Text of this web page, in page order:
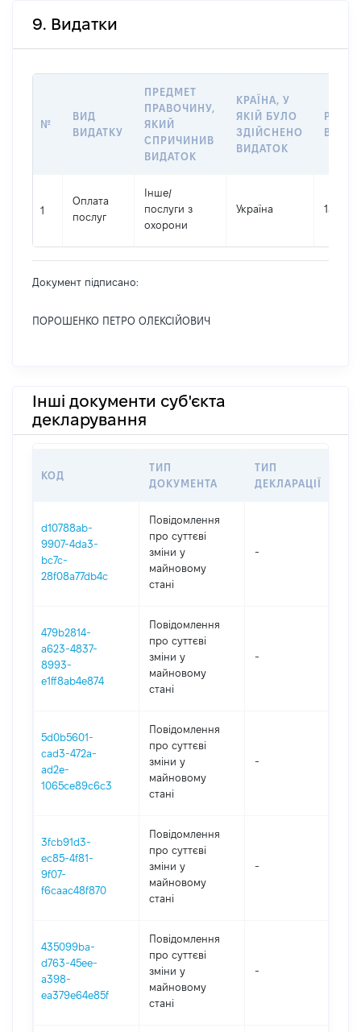
9. Видатки
№
ВИД
ВИДАТКУ
ПРЕДМЕТ
ПРАВОЧИНУ,
ЯКИЙ
СПРИЧИНИВ
ВИДАТОК
КРАЇНА, У
ЯКІЙ БУЛО
ЗДІЙСНЕНО
ВИДАТОК
1
Оплата
послуг
Інше/
послуги з
охорони
Україна 139962
Документ підписано:
ПОРОШЕНКО ПЕТРО ОЛЕКСІЙОВИЧ
Інші документи суб'єкта
декларування
КОД
ТИП
ДОКУМЕНТА
ТИП
ДЕКЛАРАЦІЇ
d10788ab-
9907-4da3-
bc7c-
28f08a77db4c
Повідомлення
про суттєві
зміни y
майновому
стані
-
479b2814-
a623-4837-
8993-
e1ff8ab4e874
Повідомлення
про суттєві
зміни y
майновому
стані
-
5d0b5601-
cad3-472a-
ad2e-
1065ce89c6c3
Повідомлення
про суттєві
зміни y
майновому
стані
-
3fcb91d3-
ec85-4f81-
9f07-
f6caac48f870
Повідомлення
про суттєві
зміни y
майновому
стані
-
435099ba-
d763-45ee-
a398-
ea379e64e85f
Повідомлення
про суттєві
зміни y
майновому
стані
-